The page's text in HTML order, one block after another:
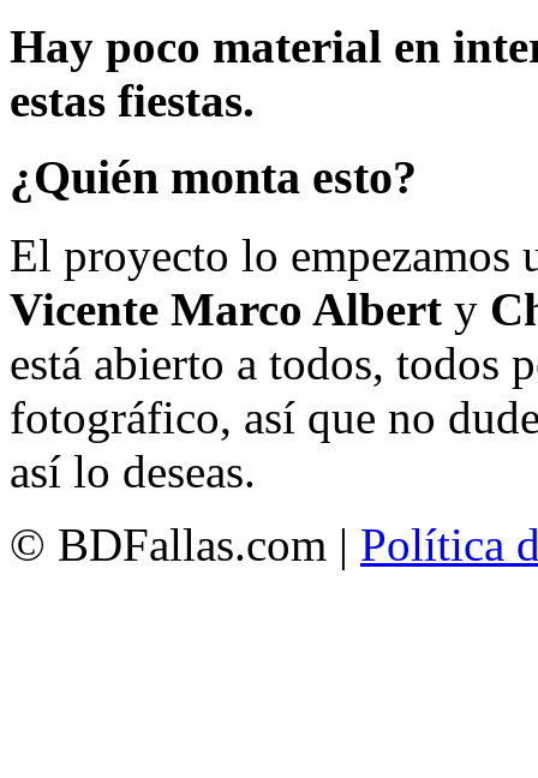
Hay poco material en
estas fiestas.
¿Quién monta esto?
El proyecto lo empezamos
Vicente Marco Albert y
está abierto a todos, todos
fotográfico, así que no
así lo deseas.
© BDFallas.com | Política